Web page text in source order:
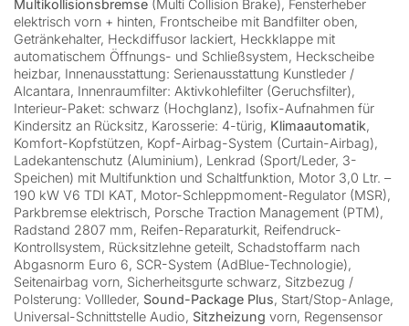
Multikollisionsbremse (Multi Collision Brake), Fensterheber
elektrisch vorn + hinten, Frontscheibe mit Bandfilter oben,
Getränkehalter, Heckdiffusor lackiert, Heckklappe mit
automatischem Öffnungs- und Schließsystem, Heckscheibe
heizbar, Innenausstattung: Serienausstattung Kunstleder /
Alcantara, Innenraumfilter: Aktivkohlefilter (Geruchsfilter),
Interieur-Paket: schwarz (Hochglanz), Isofix-Aufnahmen für
Kindersitz an Rücksitz, Karosserie: 4-türig, Klimaautomatik,
Komfort-Kopfstützen, Kopf-Airbag-System (Curtain-Airbag),
Ladekantenschutz (Aluminium), Lenkrad (Sport/Leder, 3-
Speichen) mit Multifunktion und Schaltfunktion, Motor 3,0 Ltr. –
190 kW V6 TDI KAT, Motor-Schleppmoment-Regulator (MSR),
Parkbremse elektrisch, Porsche Traction Management (PTM),
Radstand 2807 mm, Reifen-Reparaturkit, Reifendruck-
Kontrollsystem, Rücksitzlehne geteilt, Schadstoffarm nach
Abgasnorm Euro 6, SCR-System (AdBlue-Technologie),
Seitenairbag vorn, Sicherheitsgurte schwarz, Sitzbezug /
Polsterung: Vollleder, Sound-Package Plus, Start/Stop-Anlage,
Universal-Schnittstelle Audio, Sitzheizung vorn, Regensensor